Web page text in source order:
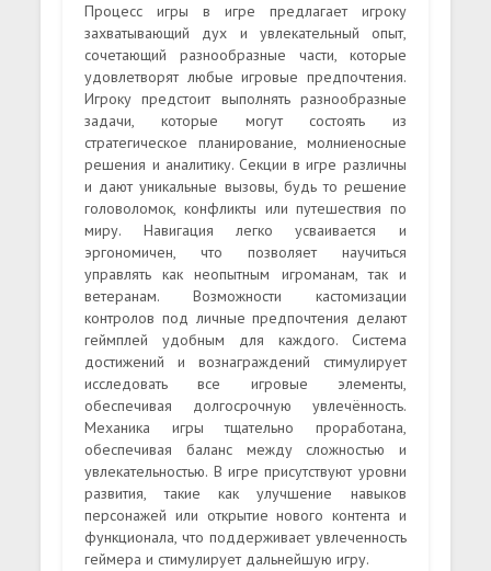
Процесс игры в игре предлагает игроку
захватывающий дух и увлекательный опыт,
сочетающий разнообразные части, которые
удовлетворят любые игровые предпочтения.
Игроку предстоит выполнять разнообразные
задачи, которые могут состоять из
стратегическое планирование, молниеносные
решения и аналитику. Секции в игре различны
и дают уникальные вызовы, будь то решение
головоломок, конфликты или путешествия по
миру. Навигация легко усваивается и
эргономичен, что позволяет научиться
управлять как неопытным игроманам, так и
ветеранам. Возможности кастомизации
контролов под личные предпочтения делают
геймплей удобным для каждого. Система
достижений и вознаграждений стимулирует
исследовать все игровые элементы,
обеспечивая долгосрочную увлечённость.
Механика игры тщательно проработана,
обеспечивая баланс между сложностью и
увлекательностью. В игре присутствуют уровни
развития, такие как улучшение навыков
персонажей или открытие нового контента и
функционала, что поддерживает увлеченность
геймера и стимулирует дальнейшую игру.